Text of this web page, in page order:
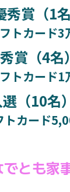
秀賞（1名
トカード3
賞（4名）
トカード1
（10名）
トカード
とも家